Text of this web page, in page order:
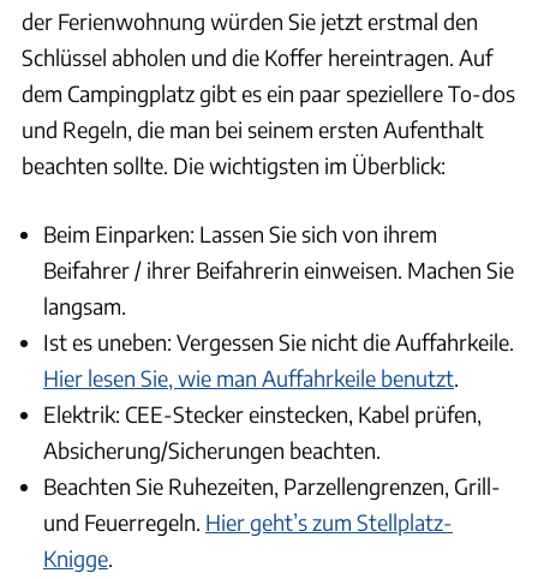
der Ferienwohnung würden Sie jetzt erstmal den
Schlüssel abholen und die Koffer hereintragen. Auf
dem Campingplatz gibt es ein paar speziellere To-dos
und Regeln, die man bei seinem ersten Aufenthalt
beachten sollte. Die wichtigsten im Überblick:
Beim Einparken: Lassen Sie sich von ihrem
Beifahrer / ihrer Beifahrerin einweisen. Machen Sie
langsam.
Ist es uneben: Vergessen Sie nicht die Auffahrkeile.
Hier lesen Sie, wie man Auffahrkeile benutzt.
Elektrik: CEE-Stecker einstecken, Kabel prüfen,
Absicherung/Sicherungen beachten.
Beachten Sie Ruhezeiten, Parzellengrenzen, Grill-
und Feuerregeln. Hier geht’s zum Stellplatz-
Knigge.